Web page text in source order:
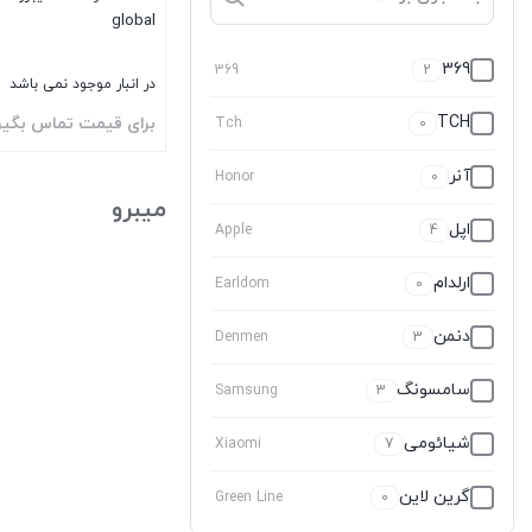
369
2
369
TCH
0
Tch
آنر 0
Honor
اپل 4
Apple
ارلدام 0
Earldom
دنمن 3
Denmen
سامسونگ 3
Samsung
شیائومی 7
Xiaomi
گرین لاین 0
Green Line
global
در انبار موجود نمی باشد
برای قیمت تماس
میبرو